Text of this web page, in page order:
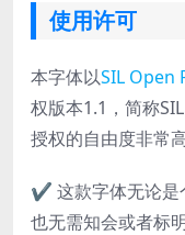
使用许可
本字体以SIL Open
权版本1.1，简称
授权的自由度非常
✔ 这款字体无论是
也无需知会或者标